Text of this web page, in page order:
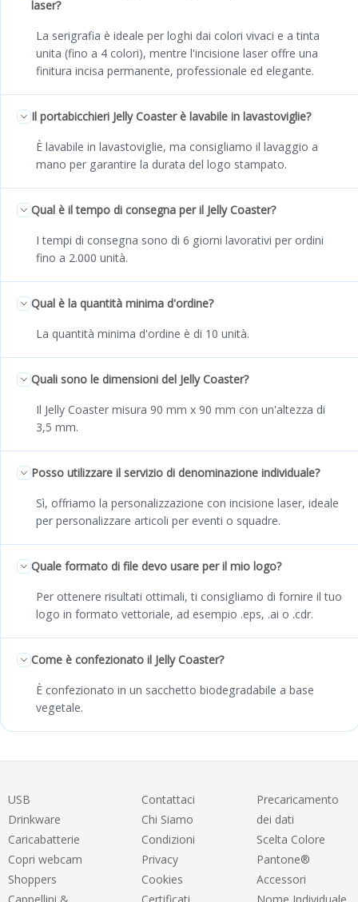
laser?
La serigrafia è ideale per loghi dai colori vivaci e a tinta
unita (fino a 4 colori), mentre l'incisione laser offre una
finitura incisa permanente, professionale ed elegante.
Il portabicchieri Jelly Coaster è lavabile in lavastoviglie?
È lavabile in lavastoviglie, ma consigliamo il lavaggio a
mano per garantire la durata del logo stampato.
Qual è il tempo di consegna per il Jelly Coaster?
I tempi di consegna sono di 6 giorni lavorativi per ordini
fino a 2.000 unità.
Qual è la quantità minima d'ordine?
La quantità minima d'ordine è di 10 unità.
Quali sono le dimensioni del Jelly Coaster?
Il Jelly Coaster misura 90 mm x 90 mm con un'altezza di
3,5 mm.
Posso utilizzare il servizio di denominazione individuale?
Sì, offriamo la personalizzazione con incisione laser, ideale
per personalizzare articoli per eventi o squadre.
Quale formato di file devo usare per il mio logo?
Per ottenere risultati ottimali, ti consigliamo di fornire il tuo
logo in formato vettoriale, ad esempio .eps, .ai o .cdr.
Come è confezionato il Jelly Coaster?
È confezionato in un sacchetto biodegradabile a base
vegetale.
USB
Drinkware
Caricabatterie
Copri webcam
Shoppers
Contattaci
Chi Siamo
Condizioni
Privacy
Cookies
Precaricamento
dei dati
Scelta Colore
Pantone®
Accessori